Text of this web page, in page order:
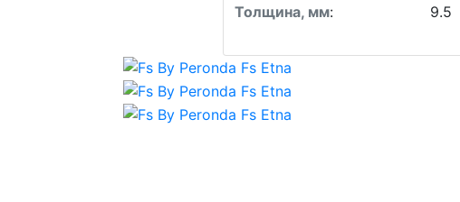
Толщина, мм: 9.5